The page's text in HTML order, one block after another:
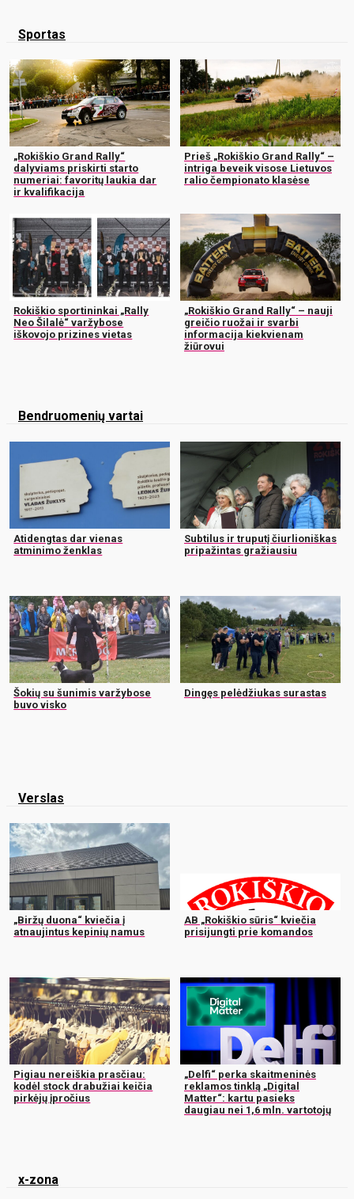
Sportas
„Rokiškio Grand Rally“
dalyviams priskirti starto
numeriai: favoritų laukia dar
ir kvalifikacija
Prieš „Rokiškio Grand Rally“ –
intriga beveik visose Lietuvos
ralio čempionato klasėse
Rokiškio sportininkai „Rally
Neo Šilalė“ varžybose
iškovojo prizines vietas
„Rokiškio Grand Rally“ – nauji
greičio ruožai ir svarbi
informacija kiekvienam
žiūrovui
Bendruomenių vartai
Atidengtas dar vienas
atminimo ženklas
Subtilus ir truputį čiurlioniškas
pripažintas gražiausiu
Šokių su šunimis varžybose
buvo visko
Dingęs pelėdžiukas surastas
Verslas
„Biržų duona“ kviečia į
atnaujintus kepinių namus
AB „Rokiškio sūris“ kviečia
prisijungti prie komandos
Pigiau nereiškia prasčiau:
kodėl stock drabužiai keičia
pirkėjų įpročius
„Delfi“ perka skaitmeninės
reklamos tinklą „Digital
Matter“: kartu pasieks
daugiau nei 1,6 mln. vartotojų
x-zona